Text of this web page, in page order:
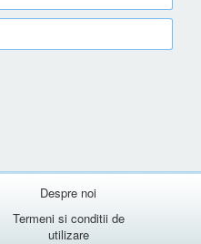
Despre noi
Termeni si conditii de
utilizare